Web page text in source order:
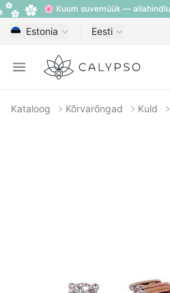
🌸 Kuum suvemüük —
Estonia Eesti
Open menu
Calypso
Kataloog Kõrvarõngad Kuld